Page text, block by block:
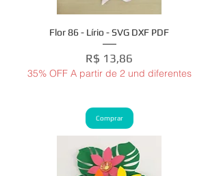
Flor 86 - Lírio - SVG DXF PDF
Preço
R$ 13,86
35% OFF A partir de 2 und diferentes
Comprar